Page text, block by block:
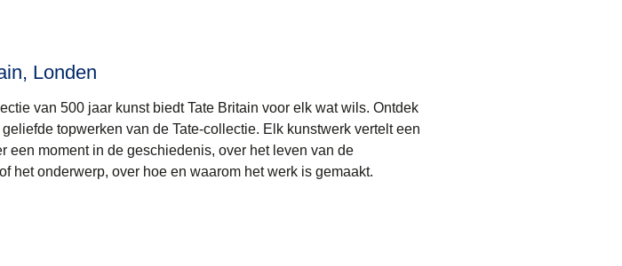
Londen
van 500 jaar kunst biedt Tate Britain voor elk wat wils. Ontdek
topwerken van de Tate-collectie. Elk kunstwerk vertelt een
een moment in de geschiedenis, over het leven van de
het onderwerp, over hoe en waarom het werk is gemaakt.